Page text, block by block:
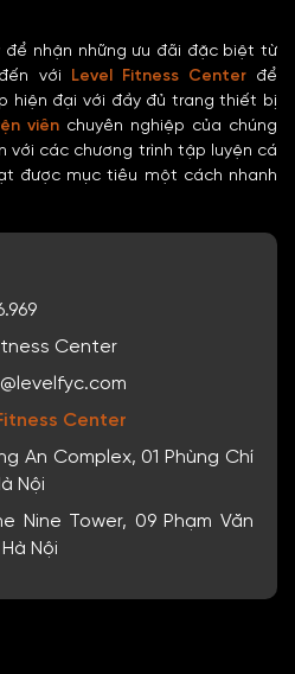
để nhận những ưu đãi đặc biệt từ
với Level Fitness Centerđể
hiện đại với đầy đủ trang thiết bị
viênchuyên nghiệp của chúng
với các chương trình tập luyện cá
được mục tiêu một cách nhanh
Center
Center
An Complex, 01 Phùng Chí
Nội
Nine Tower, 09 Phạm Văn
Nội